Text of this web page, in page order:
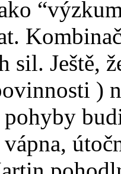
sil. Ještě,
)
vápna,